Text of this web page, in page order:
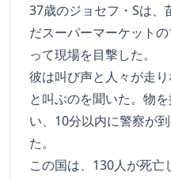
37歳のジョセフ・Sは、
だスーパーマーケット
って現場を目撃した。
彼は叫び声と人々が走
と叫ぶのを聞いた。物
い、10分以内に警察が
た。
この国は、130人が死